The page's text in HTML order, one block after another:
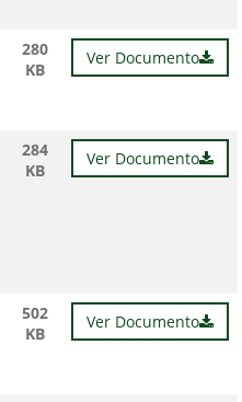
280
KB
Ver Documento
284
KB
Ver Documento
502
KB
Ver Documento